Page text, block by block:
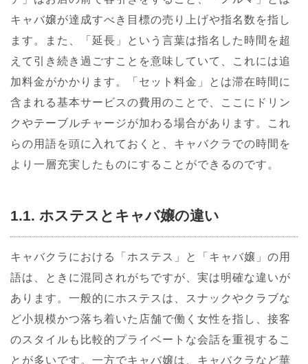
キャバ嬢が達成すべき目標の売り上げや指名数を指し
ます。また、「延長」という言葉は指名した時間を超
えて引き続き過ごすことを意味していて、これには追
加料金がかかります。「セット料金」とは滞在時間に
含まれる基本サービスの費用のことで、ここにドリン
クやテーブルチャージが加わる場合があります。これ
らの用語を頭に入れておくと、キャバクラでの時間を
より一層充実したものにすることができるのです。
1.1. ホステスとキャバ嬢の違い
キャバクラにおける「ホステス」と「キャバ嬢」の用
語は、ときに混同されがちですが、実は明確な違いが
あります。一般的にホステスは、スナックやクラブな
ど小規模かつ落ち着いた店舗で働く女性を指し、接客
のスタイルも比較的プライベートな会話を重視するこ
とが多いです。一方でキャバ嬢は、キャバクラなど華